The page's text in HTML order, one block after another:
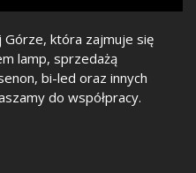
która zajmuje się
lamp, sprzedażą
bi-led oraz innych
do współpracy.